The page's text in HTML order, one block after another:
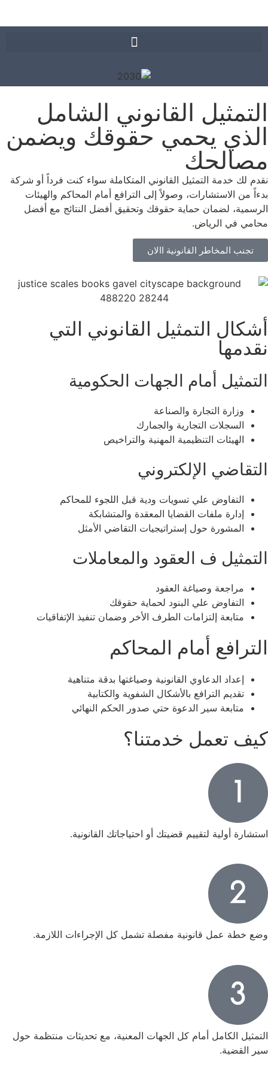
القانوني الشامل
يحمي حقوقك ويضمن
خدمة التمثيل القانوني المتكاملة سواء كنت فرداً أو شركة
الاستشارات، وصولاً إلى الترافع أمام المحاكم والهيئات
لضمان حماية حقوقك وتحقيق أفضل النتائج مع أفضل
في الرياض.
المخاطر القانونية االان
التمثيل القانوني التي
أمام الجهات الحكومية
وزارة التجارة والصناعة
السجلات التجارية والجمارك
الهيئات التنظيمية المهنية والتراخيص
الإلكتروني
التفاوض علي تسويات ودية قبل اللجوء للمحاكم
إدارة ملفات القضايا المعقدة والمتشابكة
المشورة حول إستراتيجيات التقاضي الأمثل
ف العقود والمعاملات
مراجعة وصياغة العقود
التفاوض علي البنود لحماية حقوقك
متابعة إلتزامات الطرف الأخر وضمان تنفيذ الإتفاقيات
أمام المحاكم
إعداد الدعاوي القانونية وصياغتها بدقة متناهية
تقديم الترافع بالأشكال الشفوية والكتابية
متابعة سير الدعوة حتي صدور الحكم النهائي
تعمل خدمتنا؟
أولية لتقييم قضيتك أو احتياجاتك القانونية.
عمل قانونية مفصلة تشمل كل الإجراءات اللازمة.
الكامل أمام كل الجهات المعنية، مع تحديثات منتظمة حول